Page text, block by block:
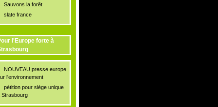
Sauvons la forêt
slate france
l'Europe forte à
NOUVEAU presse europe
l'environnement
pétition pour siège unique
Strasbourg